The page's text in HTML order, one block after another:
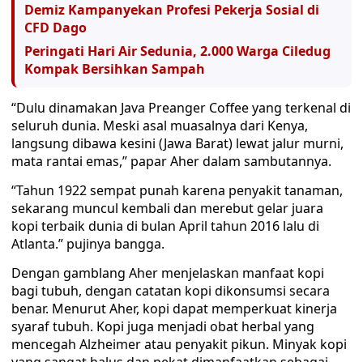
Demiz Kampanyekan Profesi Pekerja Sosial di
CFD Dago
Peringati Hari Air Sedunia, 2.000 Warga Ciledug
Kompak Bersihkan Sampah
“Dulu dinamakan Java Preanger Coffee yang terkenal di
seluruh dunia. Meski asal muasalnya dari Kenya,
langsung dibawa kesini (Jawa Barat) lewat jalur murni,
mata rantai emas,” papar Aher dalam sambutannya.
“Tahun 1922 sempat punah karena penyakit tanaman,
sekarang muncul kembali dan merebut gelar juara
kopi terbaik dunia di bulan April tahun 2016 lalu di
Atlanta.” pujinya bangga.
Dengan gamblang Aher menjelaskan manfaat kopi
bagi tubuh, dengan catatan kopi dikonsumsi secara
benar. Menurut Aher, kopi dapat memperkuat kinerja
syaraf tubuh. Kopi juga menjadi obat herbal yang
mencegah Alzheimer atau penyakit pikun. Minyak kopi